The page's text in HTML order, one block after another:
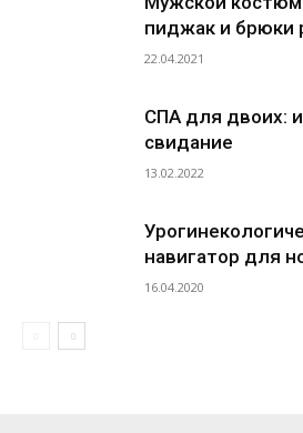
пиджак и брюки
22.04.2021
СПА для двоих:
свидание
13.02.2022
навигатор для
16.04.2020